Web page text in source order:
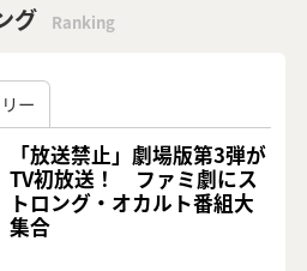
グ Ranking
ー
「放送禁止」劇場版第3弾が
TV初放送！ ファミ劇にス
トロング・オカルト番組大
集合